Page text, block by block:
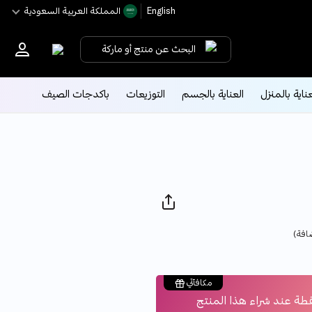
English اﻟﻤﻤﻠﻜﺔ اﻟﻌﺮﺑﻴﺔ اﻟﺴﻌﻮدﻳﺔ
البحث عن منتج أو ماركة
بالمنزل العناية بالجسم التوزيعات باكدجات الصيف
مكافآتي
عند شراء هذا المنتج